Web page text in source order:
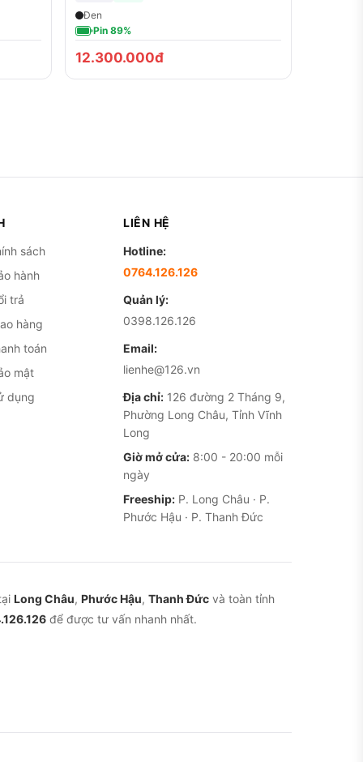
Đen
Pin 89%
12.300.000đ
sách
hành
trả
hàng
toán
mật
dụng
LIÊN HỆ
Hotline:
0764.126.126
Quản lý:
0398.126.126
Email:
lienhe@126.vn
Địa chỉ: 126 đường 2 Tháng 9,
Phường Long Châu, Tỉnh Vĩnh
Long
Giờ mở cửa: 8:00 - 20:00 mỗi
ngày
Freeship: P. Long Châu · P.
Phước Hậu · P. Thanh Đức
Long Châu, Phước Hậu, Thanh Đức và toàn tỉnh
để được tư vấn nhanh nhất.